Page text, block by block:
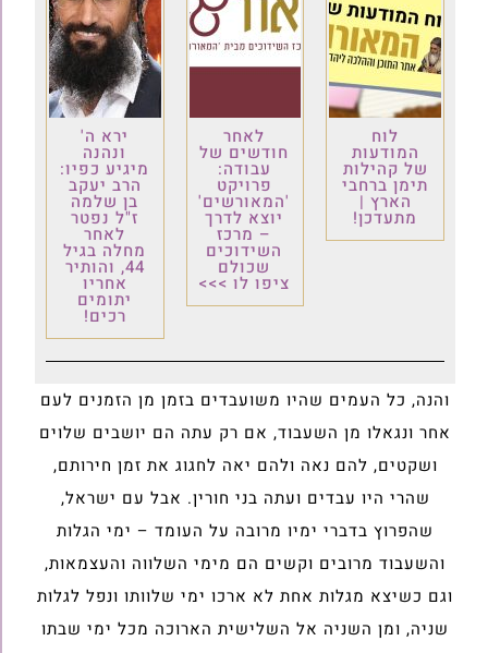
לוח
המודעות
של קהילות
תימן ברחבי
הארץ |
מתעדכן!
לאחר
חודשים של
עבודה:
פרויקט
'המאורשים'
יוצא לדרך
– מרכז
השידוכים
שכולם
ציפו לו >>>
ירא ה'
ונהנה
מיגיע כפיו:
הרב יעקב
בן שלמה
ז"ל נפטר
לאחר
מחלה בגיל
44, והותיר
אחריו
יתומים
רכים!
והנה, כל העמים שהיו משועבדים בזמן מן הזמנים לעם
אחר ונגאלו מן השעבוד, אם רק עתה הם יושבים שלוים
ושקטים, להם נאה ולהם יאה לחגוג את זמן חירותם,
שהרי היו עבדים ועתה בני חורין. אבל עם ישראל,
שהפרוץ בדברי ימיו מרובה על העומד – ימי הגלות
והשעבוד מרובים וקשים הם מימי השלווה והעצמאות,
וגם כשיצא מגלות אחת לא ארכו ימי שלוותו ונפל לגלות
שניה, ומן השניה אל השלישית הארוכה מכל ימי שבתו